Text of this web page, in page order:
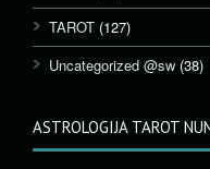
TAROT (127)
Uncategorized @sw (38)
ASTROLOGIJA TAROT